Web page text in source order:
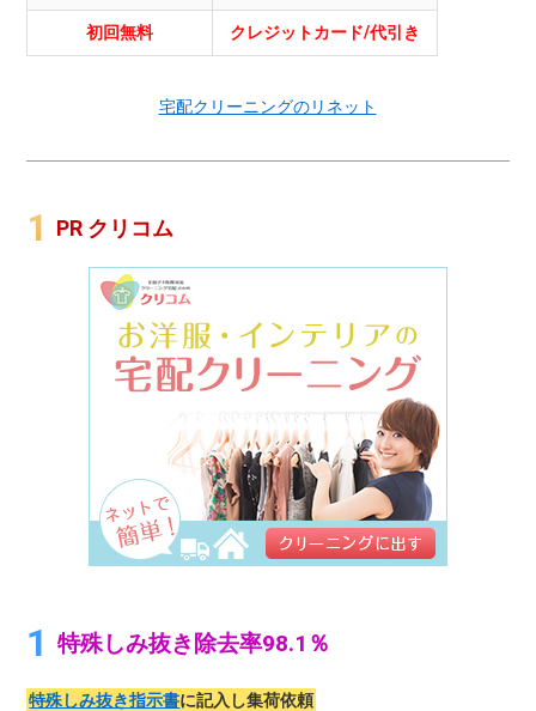
初回無料 クレジットカード/代引き
宅配クリーニングのリネット
PR クリコム
特殊しみ抜き除去率98.1％
特殊しみ抜き指示書に記入し集荷依頼